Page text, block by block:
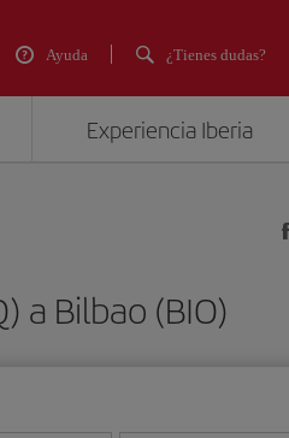
Ayuda ¿Tienes dudas?
Experiencia Iberia
a Bilbao (BIO)